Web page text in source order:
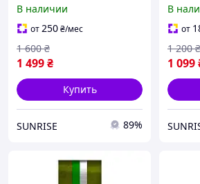
степени с бланком
50х53х1,5 мм Золотистый
(hub_bckqub)
В наличии
от250₴/мес
1 499₴
1 600 ₴
Купить
SUNRISE 89%
В
от
1 099
1 200 ₴